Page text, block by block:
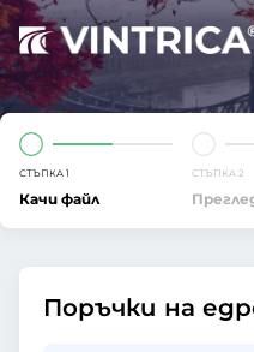
СТЪПКА 1
Качи файл
СТЪПКА 2
Поръчки на